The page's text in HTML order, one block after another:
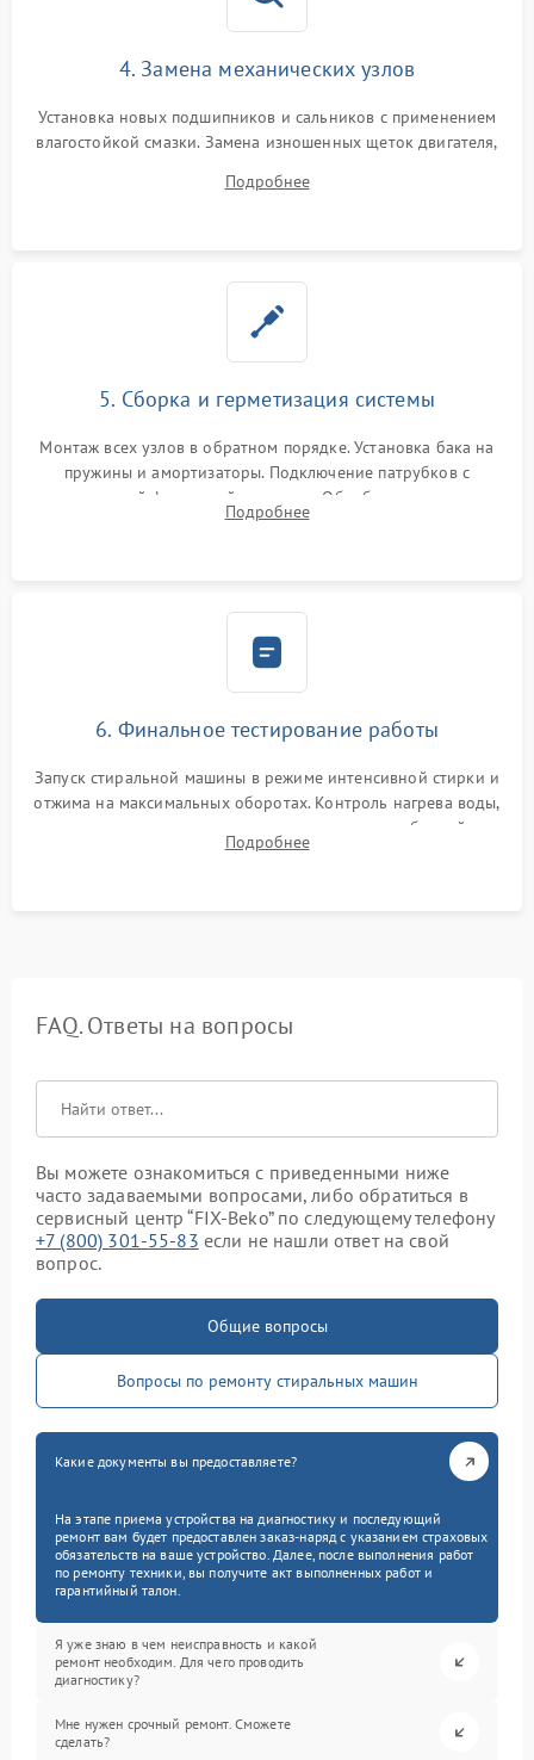
4. Замена механических узлов
Установка новых подшипников и сальников с применением
влагостойкой смазки. Замена изношенных щеток двигателя,
или поврежденной резиновой манжеты.
Подробнее
5. Сборка и герметизация системы
Монтаж всех узлов в обратном порядке. Установка бака на
пружины и амортизаторы. Подключение патрубков с
надежной фиксацией хомутами. Обработка стыков
герметиком для предотвращения возможных протечек воды.
Подробнее
6. Финальное тестирование работы
Запуск стиральной машины в режиме интенсивной стирки и
отжима на максимальных оборотах. Контроль нагрева воды,
корректности слива, отсутствия излишних вибраций,
посторонних стуков и протечек под корпусом.
Подробнее
FAQ. Ответы на вопросы
Вы можете ознакомиться с приведенными ниже
часто задаваемыми вопросами, либо обратиться в
сервисный центр “FIX-Beko” по следующему телефону
+7 (800) 301-55-83 если не нашли ответ на свой
вопрос.
Общие вопросы
Вопросы по ремонту стиральных машин
Какие документы вы предоставляете?
На этапе приема устройства на диагностику и последующий
ремонт вам будет предоставлен заказ-наряд с указанием страховых
обязательств на ваше устройство. Далее, после выполнения работ
по ремонту техники, вы получите акт выполненных работ и
гарантийный талон.
Я уже знаю в чем неисправность и какой
ремонт необходим. Для чего проводить
диагностику?
Мне нужен срочный ремонт. Сможете
сделать?